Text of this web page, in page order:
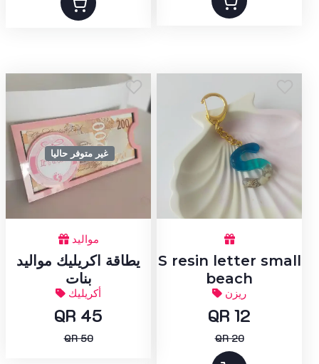
غير متوفر حاليا
مواليد
يطاقة اكريليك مواليد
بنات
أكريليك
QR 45
QR 50
S resin letter small
beach
ريزن
QR 12
QR 20